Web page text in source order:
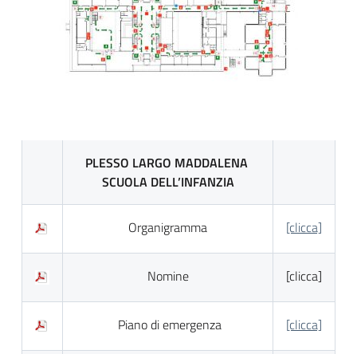
PLESSO LARGO MADDALENA
SCUOLA DELL’INFANZIA
Organigramma [clicca]
Nomine [clicca]
Piano di emergenza [clicca]